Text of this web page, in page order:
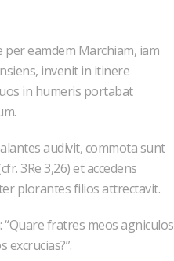
eamdem Marchiam, iam
invenit in itinere
in humeris portabat
audivit, commota sunt
3Re 3,26) et accedens
plorantes filios attrectavit.
fratres meos agniculos
excrucias?”.